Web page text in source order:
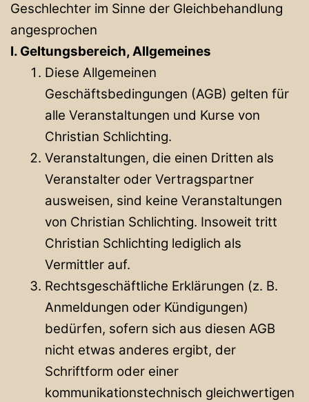
Geschlechter im Sinne der Gleichbehandlung
angesprochen
I. Geltungsbereich, Allgemeines
Diese Allgemeinen
Geschäftsbedingungen (AGB) gelten für
alle Veranstaltungen und Kurse von
Christian Schlichting.
Veranstaltungen, die einen Dritten als
Veranstalter oder Vertragspartner
ausweisen, sind keine Veranstaltungen
von Christian Schlichting. Insoweit tritt
Christian Schlichting lediglich als
Vermittler auf.
Rechtsgeschäftliche Erklärungen (z. B.
Anmeldungen oder Kündigungen)
bedürfen, sofern sich aus diesen AGB
nicht etwas anderes ergibt, der
Schriftform oder einer
kommunikationstechnisch gleichwertigen